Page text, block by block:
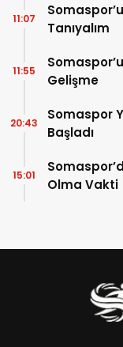
Tanıyalım
11:07
Gelişme
11:55
Somaspor
Başladı
20:43
Olma Vakti
15:01